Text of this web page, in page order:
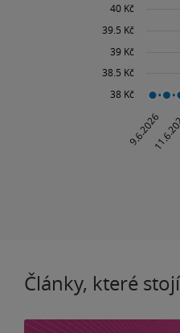
Články, které